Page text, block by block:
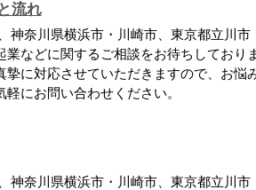
流れ
神奈川県横浜市・川崎市、東京都立川市
業などに関するご相談をお待ちしており
摯に対応させていただきますので、お悩
にお問い合わせください。
神奈川県横浜市・川崎市、東京都立川市